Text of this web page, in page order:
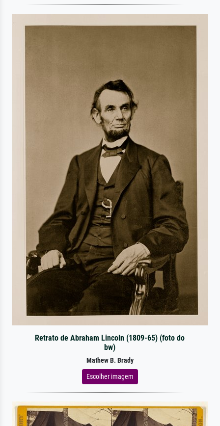
Retrato de Abraham Lincoln (1809-65) (foto do
bw)
Mathew B. Brady
Escolher imagem